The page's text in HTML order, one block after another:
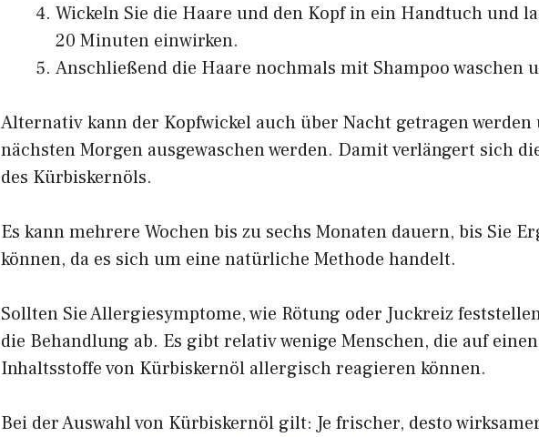
Wickeln Sie die Haare und den Kopf in ein Handtuch und
20 Minuten einwirken.
Anschließend die Haare nochmals mit Shampoo waschen
Alternativ kann der Kopfwickel auch über Nacht getragen werden
nächsten Morgen ausgewaschen werden. Damit verlängert sich
des Kürbiskernöls.
Es kann mehrere Wochen bis zu sechs Monaten dauern, bis Sie
können, da es sich um eine natürliche Methode handelt.
Sollten Sie Allergiesymptome, wie Rötung oder Juckreiz
die Behandlung ab. Es gibt relativ wenige Menschen, die auf
Inhaltsstoffe von Kürbiskernöl allergisch reagieren können.
Bei der Auswahl von Kürbiskernöl gilt: Je frischer, desto